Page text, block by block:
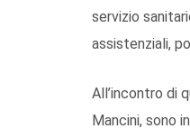
servizio
assistenziali,
All’incontro di
Mancini, sono